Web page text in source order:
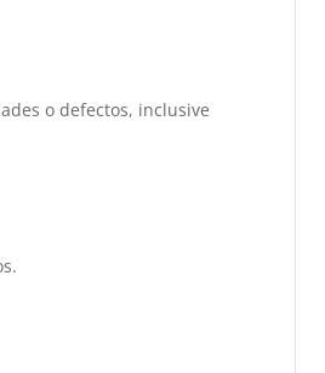
o defectos, inclusive